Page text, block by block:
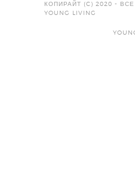
КОПИРАЙТ (C) 2020 -
YOUNG LIVING